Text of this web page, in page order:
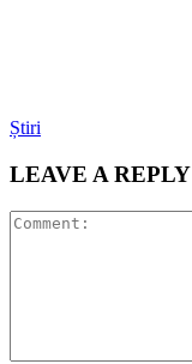
Știri
LEAVE A REPLY